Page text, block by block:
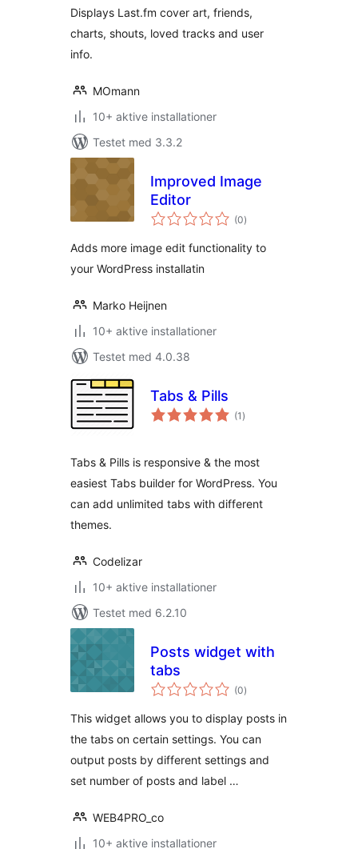
Displays Last.fm cover art, friends,
charts, shouts, loved tracks and user
info.
MOmann
10+ aktive installationer
Testet med 3.3.2
Improved Image
Editor
(0totale
bedømmelser
)
Adds more image edit functionality to
your WordPress installatin
Marko Heijnen
10+ aktive installationer
Testet med 4.0.38
Tabs & Pills
(1 totale
bedømmelser
)
Tabs & Pills is responsive & the most
easiest Tabs builder for WordPress. You
can add unlimited tabs with different
themes.
Codelizar
10+ aktive installationer
Testet med 6.2.10
Posts widget with
tabs
(0totale
bedømmelser
)
This widget allows you to display posts in
the tabs on certain settings. You can
output posts by different settings and
set number of posts and label …
WEB4PRO_co
10+ aktive installationer